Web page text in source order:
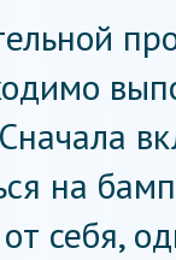
на
себя,